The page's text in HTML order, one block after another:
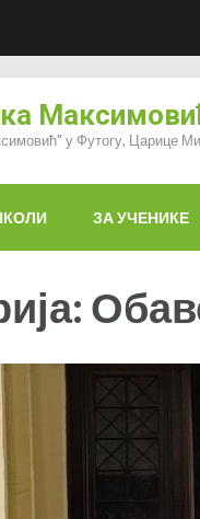
у Футогу, Царице
ЗА УЧЕНИКЕ